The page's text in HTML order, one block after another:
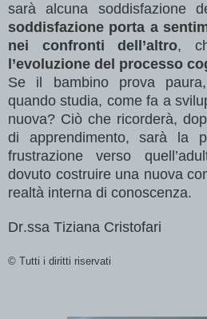
sarà alcuna soddisfazione
soddisfazione porta a
nei confronti dell’altro,
l’evoluzione del processo
Se il bambino prova
quando studia, come fa a
nuova? Ciò che ricorderà,
di apprendimento, sarà la
frustrazione verso
dovuto costruire una nuova
realtà interna di conoscenza.
Dr.ssa Tiziana Cristofari
© Tutti i diritti riservati